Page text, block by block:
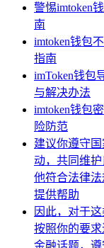
警惕imtoken
南
imtoken钱包
指南
imToken钱包
与解决办法
imtoken钱包
险防范
建议你遵守
动，共同维
他符合法律
提供帮助
因此，对于
按照你的要
金融话题，